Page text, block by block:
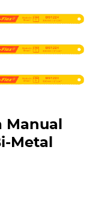
Manual
Metal